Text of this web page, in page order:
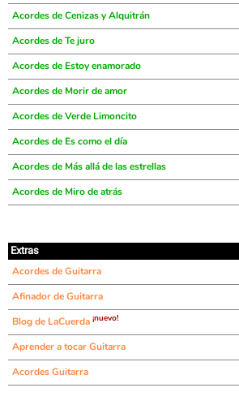
Acordes de Cenizas y Alquitrán
Acordes de Te juro
Acordes de Estoy enamorado
Acordes de Morir de amor
Acordes de Verde Limoncito
Acordes de Es como el día
Acordes de Más allá de las estrellas
Acordes de Miro de atrás
Extras
Acordes de Guitarra
Afinador de Guitarra
Blog de LaCuerda ¡nuevo!
Aprender a tocar Guitarra
Acordes Guitarra